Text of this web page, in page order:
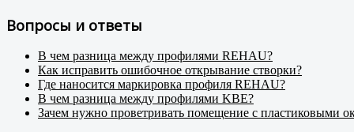
Вопросы и ответы
В чем разница между профилями REHAU?
Как исправить ошибочное открывание створки?
Где наносится маркировка профиля REHAU?
В чем разница между профилями KBE?
Зачем нужно проветривать помещение с пластиковыми